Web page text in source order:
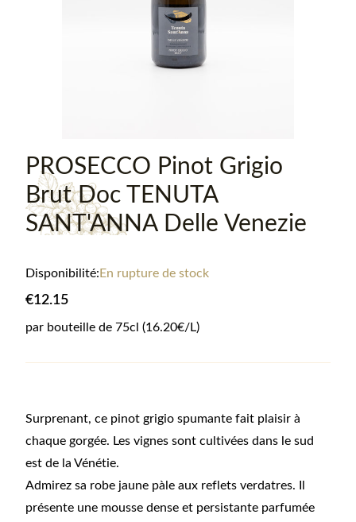
PROSECCO Pinot Grigio
Brut Doc TENUTA
SANT'ANNA Delle Venezie
Disponibilité: En rupture de stock
€12.15
par bouteille de 75cl (16.20€/L)
Surprenant, ce pinot grigio spumante fait plaisir à
chaque gorgée. Les vignes sont cultivées dans le sud
est de la Vénétie.
Admirez sa robe jaune pàle aux reflets verdatres. Il
présente une mousse dense et persistante parfumée